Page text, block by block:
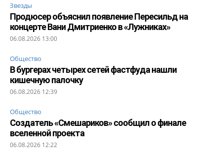
Звезды
Продюсер объяснил появление Пересильд на
концерте Вани Дмитриенко в «Лужниках»
06.08.2026 13:00
Общество
В бургерах четырех сетей фастфуда нашли
кишечную палочку
06.08.2026 12:39
Общество
Создатель «Смешариков» сообщил о финале
вселенной проекта
06.08.2026 12:22